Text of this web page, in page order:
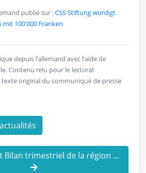
publié sur :CSS Stiftung würdigt
mit 100'000 Franken
depuis l’allemand avec l’aide de
Contenu relu pour le lectorat
original du communiqué de presse
Bilan trimestriel de la région ...